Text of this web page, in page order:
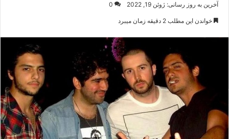
آخرین به روز رسانی: ژوئن 19, 2022 0
خواندن این مطلب 2 دقیقه زمان میبرد